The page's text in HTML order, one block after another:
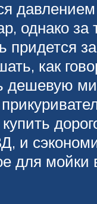
однако за
придется
как
дешевую
и
для мойки